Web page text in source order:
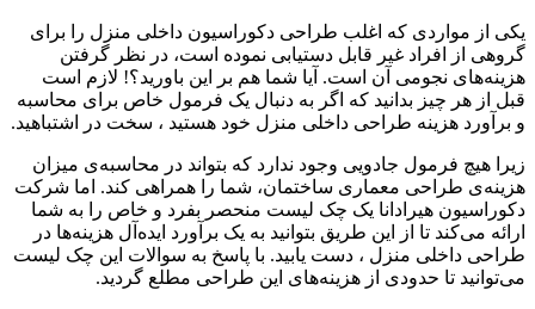
یکی از مواردی که اغلب طراحی دکوراسیون داخلی منزل را برای
گروهی از افراد غیر قابل دستیابی نموده است، در نظر گرفتن
هزینه‌های نجومی آن است. آیا شما هم بر این باورید؟! لازم است
قبل از هر چیز بدانید که اگر به دنبال یک فرمول خاص برای محاسبه‌
و برآورد هزینه طراحی داخلی منزل خود هستید ، سخت در اشتباهید.
زیرا هیچ فرمول جادویی وجود ندارد که بتواند در محاسبه‌ی میزان
هزینه‌ی طراحی معماری ساختمان، شما را همراهی کند. اما شرکت
دکوراسیون هیرادانا یک چک لیست منحصر بفرد و خاص را به شما
ارائه می‌کند تا از این طریق بتوانید به یک برآورد ایده‌آل هزینه‌ها در
طراحی داخلی منزل ، دست یابید. با پاسخ به سوالات این چک لیست
می‌توانید تا حدودی از هزینه‌های این طراحی مطلع گردید.